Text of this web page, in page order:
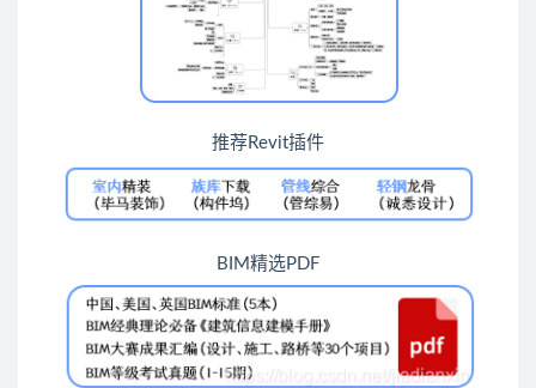
推荐Revit插件
BIM精选PDF